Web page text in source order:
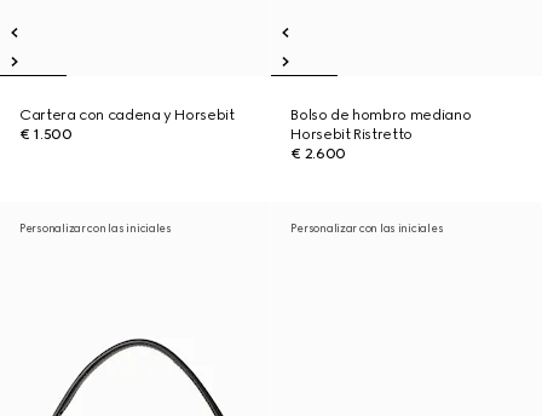
Cartera con cadena y Horsebit
€ 1.500
Bolso de hombro mediano
Horsebit Ristretto
€ 2.600
Personalizar con las iniciales Personalizar con las iniciales